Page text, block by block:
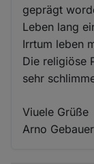
geprägt
Leben lang
Irrtum leben
Die religiöse
sehr
Viuele Grüße
Arno Gebauer